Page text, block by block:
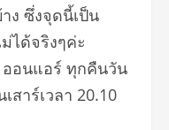
ง ซึ่งจุดนี้เป็น
ได้จริงๆค่ะ
ออนแอร์ ทุกคืนวัน
สาร์เวลา 20.10